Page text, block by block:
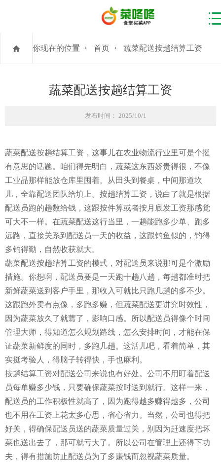
你现在的位置 首页 蔬菜配送按趟结算工资
蔬菜配送按趟结算工资
发布时间： 2025/10/1
蔬菜配送按趟结算工资，这事儿在农业物流行业里可是个挺
有意思的话题。咱们得先明白，蔬菜这东西娇贵得很，不像
工业品那样能放仓库里囤着。从田头到餐桌，中间那道坎
儿，全靠配送团队给填上。按趟结算工资，说白了就是根据
配送员跑的趟数给钱，这跟按件算或者按月底发工资那感觉
可大不一样。在蔬菜配送这行当里，一趟能跑多少单、跑多
远路，直接关系到配送员一天的收益，这跟钓鱼似的，钓得
多钓得勤，自然收获就大。
蔬菜配送按趟结算工资的模式，对配送员来说那可是个激励
措施。你想啊，配送员要是一天跑十趟八趟，每趟都准时把
新鲜蔬菜送到客户手里，那收入可就比只跑几趟的多不少。
这跟跑外卖有点像，多跑多赚，但蔬菜配送更讲究时效性，
因为蔬菜放久了就蔫了，影响口感。所以配送员得像个时间
管理大师，得知道怎么规划路线，怎么安排时间，才能在保
证蔬菜新鲜度的同时，多跑几趟。这活儿吧，看着简单，其
实挺考验人，得脑子转得快，手也麻利。
按趟结算工资对配送公司来说也有好处。公司不用盯着配送
员每单赚多少钱，只要确保蔬菜按时送到就行。这样一来，
配送员的工作积极性就高了，因为跑得越多赚得越多，公司
也不用在工资上花太多心思，省心省力。当然，公司也得把
好关，得确保配送员送的蔬菜质量过关，别因为赶速度把坏
菜也送出去了，那可就亏大了。所以公司在管理上还得下功
夫，得有措施防止配送员为了多赚钱而忽视蔬菜质量。